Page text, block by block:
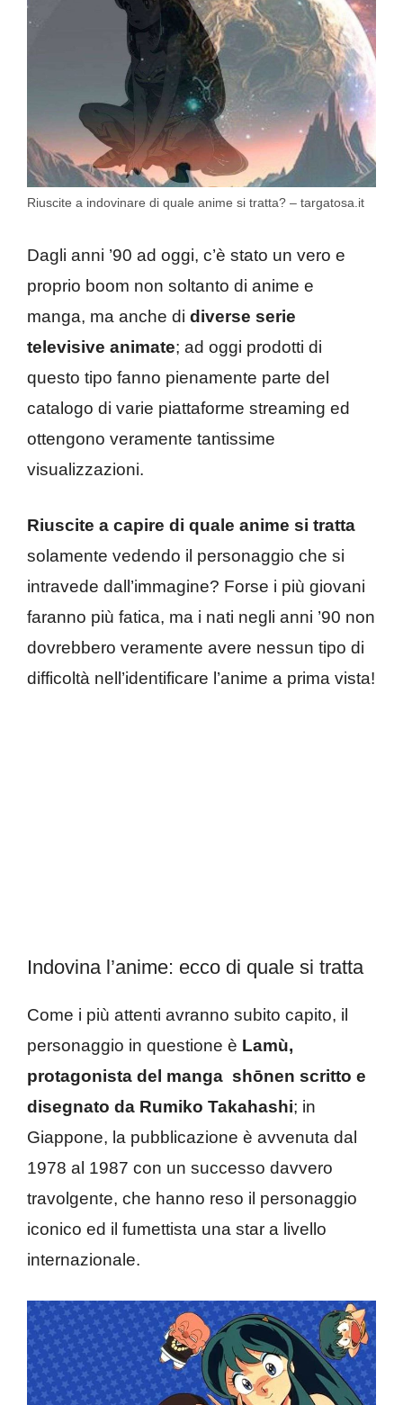
Riuscite a indovinare di quale anime si tratta? – targatosa.it
Dagli anni ’90 ad oggi, c’è stato un vero e
proprio boom non soltanto di anime e
manga, ma anche di diverse serie
televisive animate; ad oggi prodotti di
questo tipo fanno pienamente parte del
catalogo di varie piattaforme streaming ed
ottengono veramente tantissime
visualizzazioni.
Riuscite a capire di quale anime si tratta
solamente vedendo il personaggio che si
intravede dall’immagine? Forse i più giovani
faranno più fatica, ma i nati negli anni ’90 non
dovrebbero veramente avere nessun tipo di
difficoltà nell’identificare l’anime a prima vista!
Indovina l’anime: ecco di quale si tratta
Come i più attenti avranno subito capito, il
personaggio in questione è Lamù,
protagonista del manga shōnen scritto e
disegnato da Rumiko Takahashi; in
Giappone, la pubblicazione è avvenuta dal
1978 al 1987 con un successo davvero
travolgente, che hanno reso il personaggio
iconico ed il fumettista una star a livello
internazionale.